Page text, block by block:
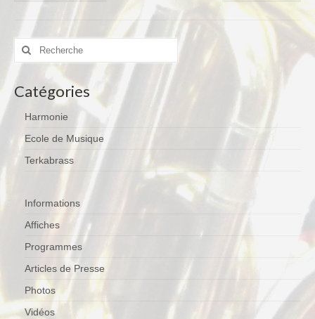
Ensemble des Jeunes
Notre Equipe
Tarifs 2026-2027
Calendrier
Blog
Harmonie
Historique
Concours
Direction
Vie de l’Orchestre
Répertoire Musical
Calendrier
Rechercher
Catégories
Harmonie
Ecole de Musique
Terkabrass
Informations
Affiches
Programmes
Articles de Presse
Photos
Vidéos